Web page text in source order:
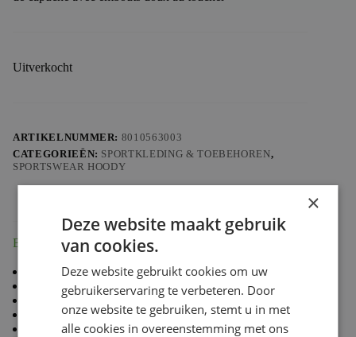
Uitverkocht
ARTIKELNUMMER: 8010563003
CATEGORIEËN: SPORTKLEDING & TOEBEHOREN,
SPORTSWEAR HOODY
Beschrijving
80 % Coton, 20 % Polyester
Doublure en molleton à l’intérieur
Coupe standard TLD
Capuche doublée
Cordon de capuche avec embouts doux au toucher
×
Deze website maakt gebruik
van cookies.
Deze website gebruikt cookies om uw
gebruikerservaring te verbeteren. Door
onze website te gebruiken, stemt u in met
alle cookies in overeenstemming met ons